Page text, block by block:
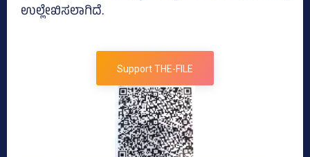
ಉಲ್ಲೇಖಿಸಲಾಗಿದೆ.
Support THE-FILE